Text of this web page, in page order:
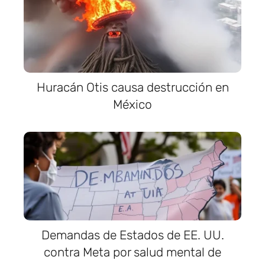
Huracán Otis causa destrucción en
México
Demandas de Estados de EE. UU.
contra Meta por salud mental de